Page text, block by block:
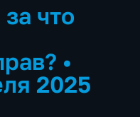
что
•
2025